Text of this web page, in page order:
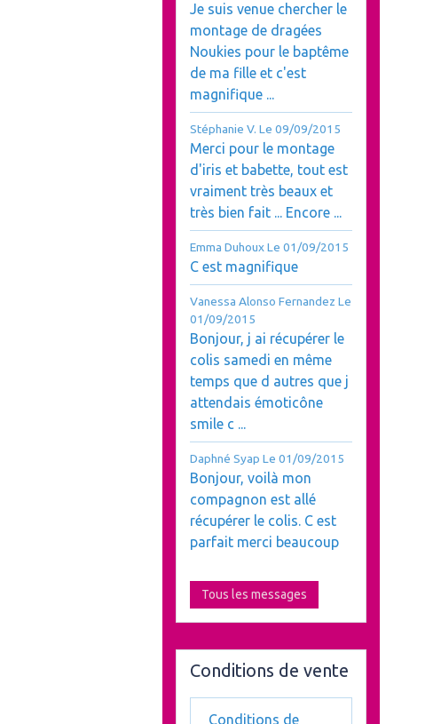
Je suis venue chercher le
montage de dragées
Noukies pour le baptême
de ma fille et c'est
magnifique ...
Stéphanie V. Le 09/09/2015
Merci pour le montage
d'iris et babette, tout est
vraiment très beaux et
très bien fait ... Encore ...
Emma DuhouxLe 01/09/2015
C est magnifique
Vanessa Alonso Fernandez Le
01/09/2015
Bonjour, j ai récupérer le
colis samedi en même
temps que d autres que j
attendais émoticône
smile c ...
Daphné Syap Le 01/09/2015
Bonjour, voilà mon
compagnon est allé
récupérer le colis. C est
parfait merci beaucoup
Tous les messages
Conditions de vente
Conditions de